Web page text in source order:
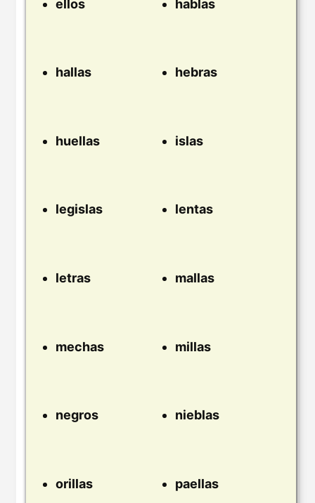
ellos hablas
hallas hebras
huellas islas
legislas lentas
letras mallas
mechas millas
negros nieblas
orillas paellas